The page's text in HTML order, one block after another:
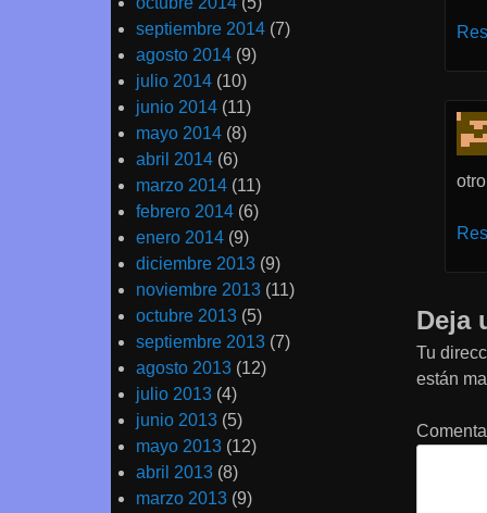
Deja
Tu
están
septiembre 2014 (7)
agosto 2014 (9)
julio 2014 (10)
junio 2014 (11)
mayo 2014 (8)
abril 2014 (6)
marzo 2014 (11)
febrero 2014 (6)
enero 2014 (9)
diciembre 2013 (9)
noviembre 2013 (11)
octubre 2013 (5)
septiembre 2013 (7)
agosto 2013 (12)
julio 2013 (4)
junio 2013 (5)
mayo 2013 (12)
abril 2013 (8)
marzo 2013 (9)